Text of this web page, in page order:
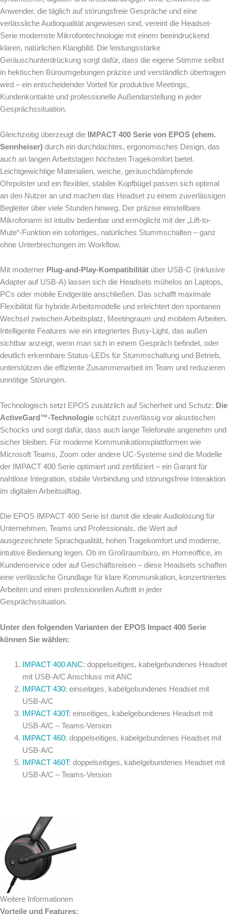
Anwender, die täglich auf störungsfreie Gespräche und eine
verlässliche Audioqualität angewiesen sind, vereint die Headset-
Serie modernste Mikrofontechnologie mit einem beeindruckend
klaren, natürlichen Klangbild. Die leistungsstarke
Geräuschunterdrückung sorgt dafür, dass die eigene Stimme selbst
in hektischen Büroumgebungen präzise und verständlich übertragen
wird – ein entscheidender Vorteil für produktive Meetings,
Kundenkontakte und professionelle Außendarstellung in jeder
Gesprächssituation.
Gleichzeitig überzeugt die IMPACT 400 Serie von EPOS (ehem.
Sennheiser) durch ein durchdachtes, ergonomisches Design, das
auch an langen Arbeitstagen höchsten Tragekomfort bietet.
Leichtgewichtige Materialien, weiche, geräuschdämpfende
Ohrpolster und ein flexibler, stabiler Kopfbügel passen sich optimal
an den Nutzer an und machen das Headset zu einem zuverlässigen
Begleiter über viele Stunden hinweg. Der präzise einstellbare
Mikrofonarm ist intuitiv bedienbar und ermöglicht mit der „Lift-to-
Mute“-Funktion ein sofortiges, natürliches Stummschalten – ganz
ohne Unterbrechungen im Workflow.
Mit moderner Plug-and-Play-Kompatibilität über USB-C (inklusive
Adapter auf USB-A) lassen sich die Headsets mühelos an Laptops,
PCs oder mobile Endgeräte anschließen. Das schafft maximale
Flexibilität für hybride Arbeitsmodelle und erleichtert den spontanen
Wechsel zwischen Arbeitsplatz, Meetingraum und mobilem Arbeiten.
Intelligente Features wie ein integriertes Busy-Light, das außen
sichtbar anzeigt, wenn man sich in einem Gespräch befindet, oder
deutlich erkennbare Status-LEDs für Stummschaltung und Betrieb,
unterstützen die effiziente Zusammenarbeit im Team und reduzieren
unnötige Störungen.
Technologisch setzt EPOS zusätzlich auf Sicherheit und Schutz: Die
ActiveGard™-Technologie schützt zuverlässig vor akustischen
Schocks und sorgt dafür, dass auch lange Telefonate angenehm und
sicher bleiben. Für moderne Kommunikationsplattformen wie
Microsoft Teams, Zoom oder andere UC-Systeme sind die Modelle
der IMPACT 400 Serie optimiert und zertifiziert – ein Garant für
nahtlose Integration, stabile Verbindung und störungsfreie Interaktion
im digitalen Arbeitsalltag.
Die EPOS IMPACT 400 Serie ist damit die ideale Audiolösung für
Unternehmen, Teams und Professionals, die Wert auf
ausgezeichnete Sprachqualität, hohen Tragekomfort und moderne,
intuitive Bedienung legen. Ob im Großraumbüro, im Homeoffice, im
Kundenservice oder auf Geschäftsreisen – diese Headsets schaffen
eine verlässliche Grundlage für klare Kommunikation, konzentriertes
Arbeiten und einen professionellen Auftritt in jeder
Gesprächssituation.
Unter den folgenden Varianten der EPOS Impact 400 Serie
können Sie wählen:
IMPACT 400 ANC: doppelseitiges, kabelgebundenes Headset
mit USB-A/C Anschluss mit ANC
IMPACT 430: einseitiges, kabelgebundenes Headset mit
USB-A/C
IMPACT 430T: einseitiges, kabelgebundenes Headset mit
USB-A/C – Teams-Version
IMPACT 460: doppelseitiges, kabelgebundenes Headset mit
USB-A/C
IMPACT 460T: doppelseitiges, kabelgebundenes Headset mit
USB-A/C – Teams-Version
Weitere Informationen
Vorteile und Features: